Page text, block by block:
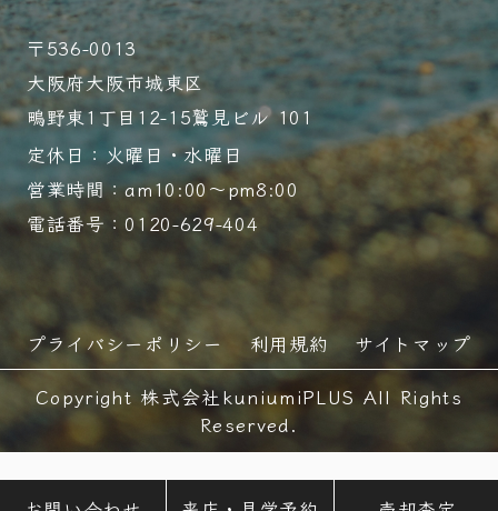
〒536-0013
大阪府大阪市城東区
鴫野東1丁目12-15鷲見ビル 101
定休日：火曜日・水曜日
営業時間：am10:00～pm8:00
電話番号：0120-629-404
プライバシーポリシー 利用規約
サイトマップ
Copyright 株式会社kuniumiPLUS All Rights
Reserved.